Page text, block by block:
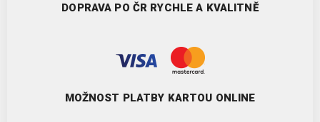
DOPRAVA PO ČR RYCHLE A KVALITNĚ
MOŽNOST PLATBY KARTOU ONLINE